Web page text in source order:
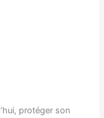
protéger son